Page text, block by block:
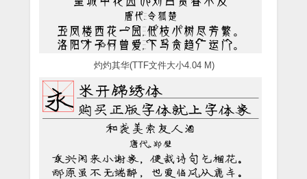
灼灼其华(TTF文件大小4.04 M)